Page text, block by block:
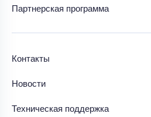
Партнерская программа
Контакты
Новости
Техническая поддержка